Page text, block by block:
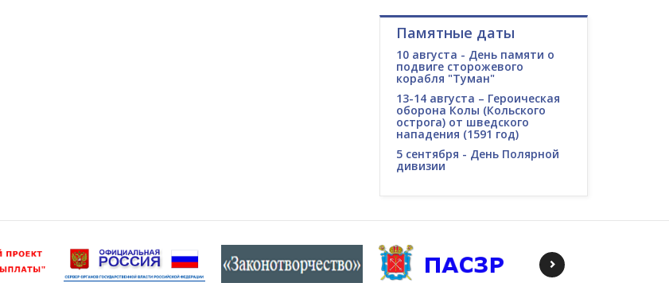
Памятные даты
10 августа - День памяти о
подвиге сторожевого
корабля "Туман"
13-14 августа – Героическая
оборона Колы (Кольского
острога) от шведского
нападения (1591 год)
5 сентября - День Полярной
дивизии